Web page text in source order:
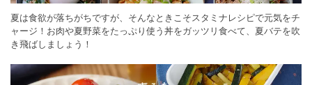
夏は食欲が落ちがちですが、そんなときこそスタミナレシピで元気をチ
ャージ！お肉や夏野菜をたっぷり使う丼をガッツリ食べて、夏バテを吹
き飛ばしましょう！